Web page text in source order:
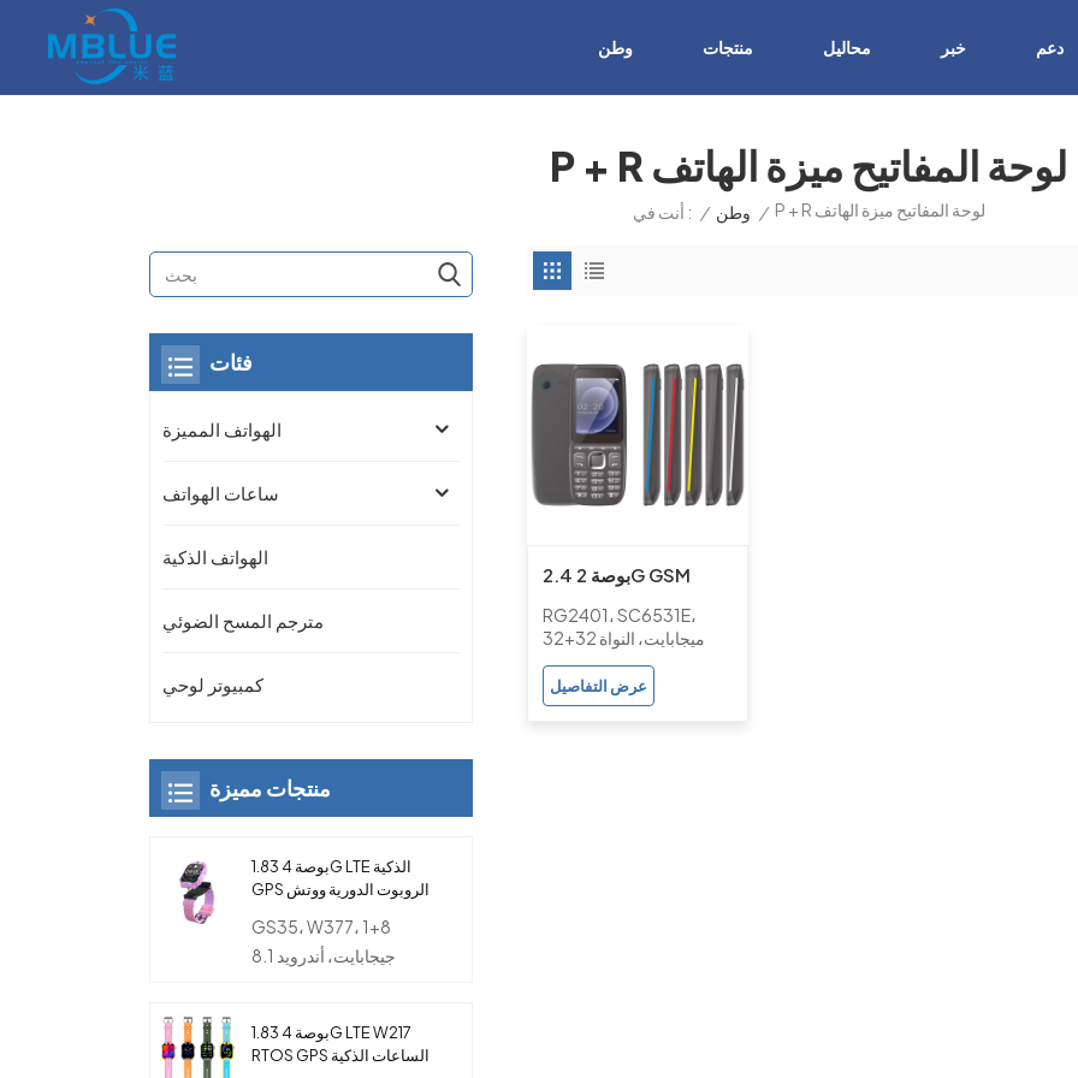
وطن منتجات محاليل خبر دعم
P + R لوحة المفاتيح ميزة الهاتف
أنت في : / وطن / P + R لوحة المفاتيح ميزة الهاتف
2.4 بوصة 2G GSM
المزدوج سيم المزدوج
الاحتياطية SC6531E
شريط الموسيقى ميزة
الهاتف
RG2401، SC6531E،
32+32 ميجابايت، النواة
عرض التفاصيل
فئات
الهواتف المميزة
ساعات الهواتف
الهواتف الذكية
مترجم المسح الضوئي
كمبيوتر لوحي
منتجات مميزة
1.83 بوصة 4G LTE الذكية
GPS الروبوت الدورية ووتش
للأطفال
GS35، W377، 1+8
جيجابايت، أندرويد 8.1
1.83 بوصة 4G LTE W217
RTOS GPS الساعات الذكية